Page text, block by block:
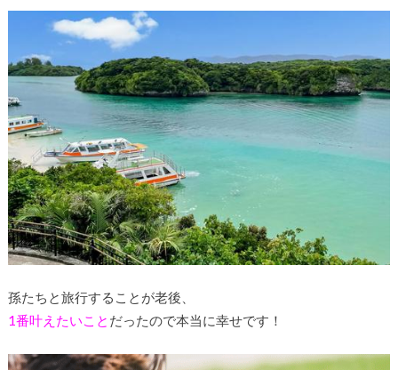
孫たちと旅行することが老後、
1番叶えたいこと だったので本当に幸せです！